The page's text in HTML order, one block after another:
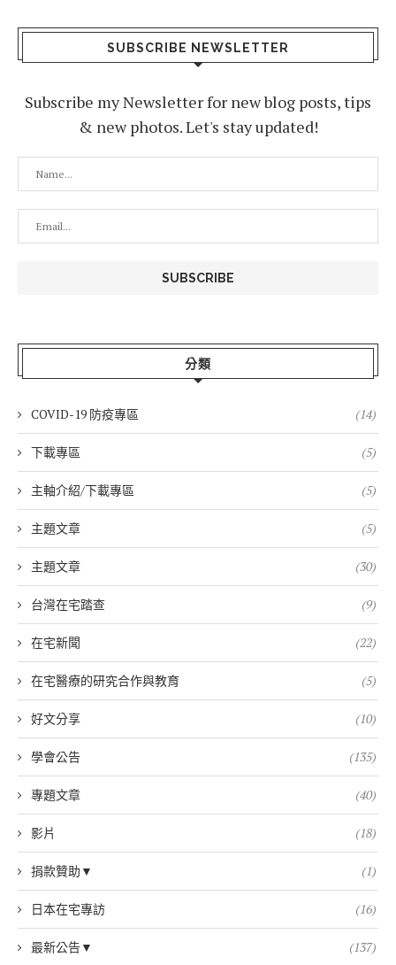
SUBSCRIBE NEWSLETTER
Subscribe my Newsletter for new blog posts, tips
& new photos. Let's stay updated!
分類
COVID-19 防疫專區 (14)
下載專區 (5)
主軸介紹/下載專區 (5)
主題文章 (5)
主題文章 (30)
台灣在宅踏查 (9)
在宅新聞 (22)
在宅醫療的研究合作與教育 (5)
好文分享 (10)
學會公告 (135)
專題文章 (40)
影片 (18)
捐款贊助▼ (1)
日本在宅專訪 (16)
最新公告▼ (137)